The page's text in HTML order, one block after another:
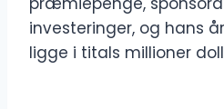
investeringer, og hans
ligge i titals millioner